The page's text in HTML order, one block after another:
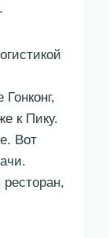
к Пику.
Вот